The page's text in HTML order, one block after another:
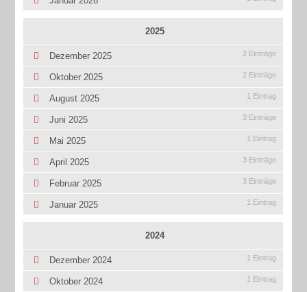
2025
Dezember 2025 2 Einträge
Oktober 2025 2 Einträge
August 2025 1 Eintrag
Juni 2025 3 Einträge
Mai 2025 1 Eintrag
April 2025 3 Einträge
Februar 2025 3 Einträge
Januar 2025 1 Eintrag
2024
Dezember 2024 1 Eintrag
Oktober 2024 1 Eintrag